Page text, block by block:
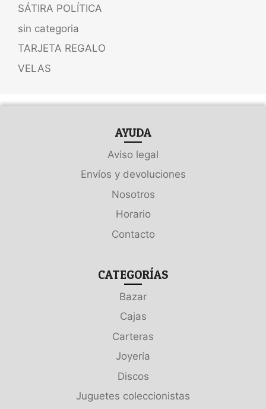
SÁTIRA POLÍTICA
sin categoria
TARJETA REGALO
VELAS
AYUDA
Aviso legal
Envíos y devoluciones
Nosotros
Horario
Contacto
CATEGORÍAS
Bazar
Cajas
Carteras
Joyería
Discos
Juguetes coleccionistas